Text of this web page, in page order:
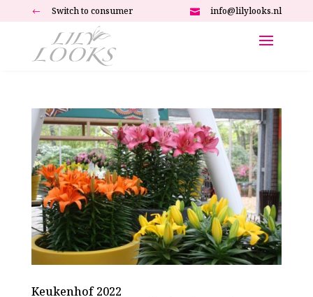
# Switch to consumer  info@lilylooks.nl
Keukenhof 2022